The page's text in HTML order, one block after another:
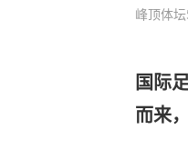
峰顶体坛
国际
而来